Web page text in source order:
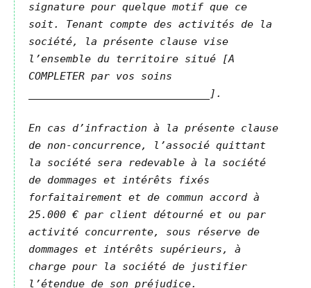
signature pour quelque motif que ce
soit. Tenant compte des activités de la
société, la présente clause vise
l’ensemble du territoire situé [A
COMPLETER par vos soins
_____________________________].
En cas d’infraction à la présente clause
de non-concurrence, l’associé quittant
la société sera redevable à la société
de dommages et intérêts fixés
forfaitairement et de commun accord à
25.000 € par client détourné et ou par
activité concurrente, sous réserve de
dommages et intérêts supérieurs, à
charge pour la société de justifier
l’étendue de son préjudice.